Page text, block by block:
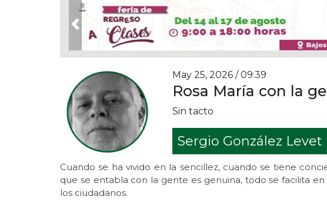
Previous
May 25, 2026 / 09:39
Rosa María con la
Sin tacto
Sergio González Levet
Cuando se ha vivido en la sencillez, cuando se tiene
que se entabla con la gente es genuina, todo se facilita
los ciudadanos.